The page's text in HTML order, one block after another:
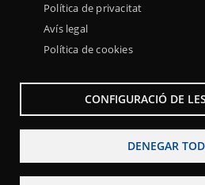
Política de privacitat
Avís legal
Política de cookies
CONFIGURACIÓ DE
DENEGAR
Menu
Sobre la Red Punt TIC Aviso